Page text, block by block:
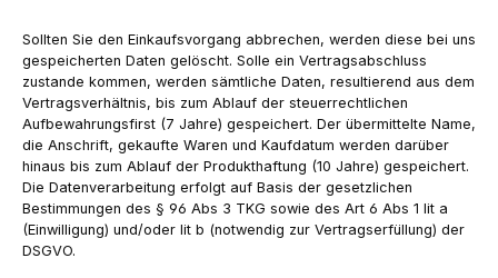
Sollten Sie den Einkaufsvorgang abbrechen, werden diese bei uns
gespeicherten Daten gelöscht. Solle ein Vertragsabschluss
zustande kommen, werden sämtliche Daten, resultierend aus dem
Vertragsverhältnis, bis zum Ablauf der steuerrechtlichen
Aufbewahrungsfirst (7 Jahre) gespeichert. Der übermittelte Name,
die Anschrift, gekaufte Waren und Kaufdatum werden darüber
hinaus bis zum Ablauf der Produkthaftung (10 Jahre) gespeichert.
Die Datenverarbeitung erfolgt auf Basis der gesetzlichen
Bestimmungen des § 96 Abs 3 TKG sowie des Art 6 Abs 1 lit a
(Einwilligung) und/oder lit b (notwendig zur Vertragserfüllung) der
DSGVO.